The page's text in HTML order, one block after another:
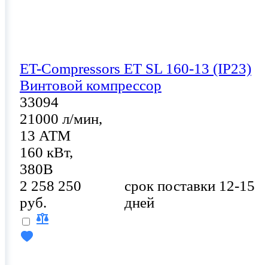
ET-Compressors ET SL 160-13 (IP23)
Винтовой компрессор
33094
21000 л/мин,
13 АТМ
160 кВт,
380В
2 258 250
руб.
срок поставки 12-15
дней